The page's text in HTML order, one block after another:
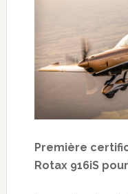
Première
Rotax 916iS